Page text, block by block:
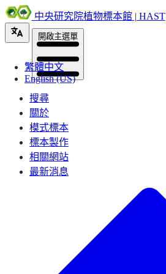
中央研究院植物標本館 | HAST
繁體中文
English (US)
開啟主選單
搜尋
關於
模式標本
標本製作
相關網站
最新消息